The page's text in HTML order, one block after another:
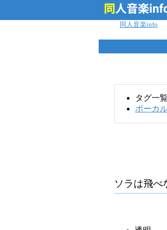
同人音楽info
タグ一覧
ボーカ
ソラは飛べ